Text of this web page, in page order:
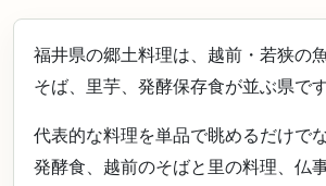
福井県の郷土料理は、越前・若狭の
そば、里芋、発酵保存食が並ぶ県です
代表的な料理を単品で眺めるだけで
発酵食、越前のそばと里の料理、仏